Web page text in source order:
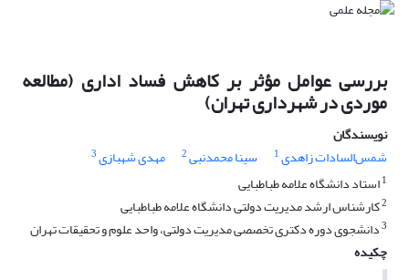
بررسی عوامل مؤثر بر کاهش فساد اداری (مطالعه
موردی در شهرداری تهران)
نویسندگان
شمس‌السادات زاهدی1 سینا محمدنبی2 مهدی شهبازی3
1استاد دانشگاه علامه طباطبایی
2کارشناس ارشد مدیریت دولتی دانشگاه علامه طباطبایی
3دانشجوی دوره دکتری تخصصی مدیریت دولتی، واحد علوم و تحقیقات تهران
چکیده